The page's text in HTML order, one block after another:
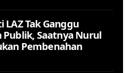
LAZ Tak Ganggu
Publik, Saatnya Nurul
Pembenahan